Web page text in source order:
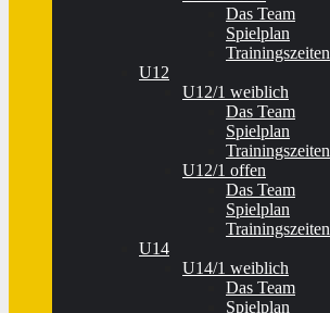
Das Team
Spielplan
Trainingszeiten
U12
U12/1 weiblich
Das Team
Spielplan
Trainingszeiten
U12/1 offen
Das Team
Spielplan
Trainingszeiten
U14
U14/1 weiblich
Das Team
Spielplan